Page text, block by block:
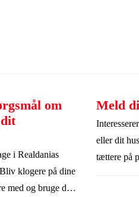
om
i Realdanias
klogere på dine
med og bruge din
Meld
eller dit
tættere på